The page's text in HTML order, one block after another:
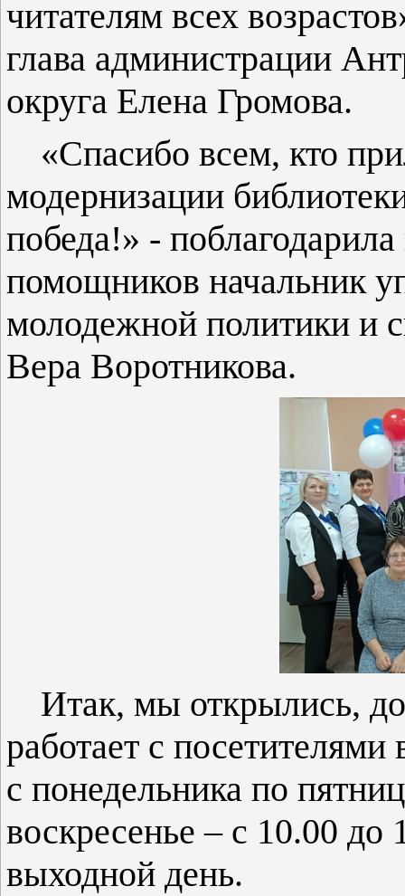
читателям всех
глава администрации
округа Елена Громова.
«Спасибо всем, кто
модернизации
победа!» -
помощников начальник
молодежной политики и
Вера Воротникова.
Итак, мы открылись,
работает с
с понедельника по
воскресенье – с 10.00 до
выходной день.